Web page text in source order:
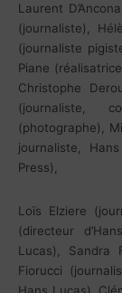
Laurent
(journaliste),
(journaliste
Piane
Christophe
(journaliste,
(photographe),
journaliste,
Press),
Loïs Elziere
(directeur
Lucas), Sandra
Fiorucci